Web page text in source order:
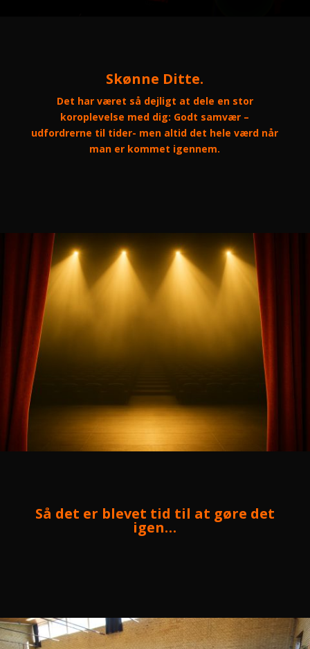
Skønne Ditte.
Det har været så dejligt at dele en stor
koroplevelse med dig: Godt samvær –
udfordrerne til tider- men altid det hele værd når
man er kommet igennem.
Så det er blevet tid til at gøre det
igen…